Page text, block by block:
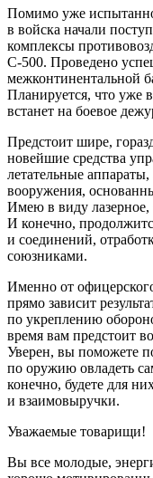
Помимо уже
в войска начали
комплексы
С-500. Проведено
межконтинентальной
Планируется, что уже
встанет на боевое
Предстоит шире,
новейшие средства
летательные
вооружения,
Имею в виду лазерное,
И конечно,
и соединений,
союзниками.
Именно от
прямо зависит
по укреплению
время вам предстоит
Уверен, вы поможете
по оружию овладеть
конечно, будете для
и взаимовыручки.
Уважаемые товарищи!
Вы все молодые,